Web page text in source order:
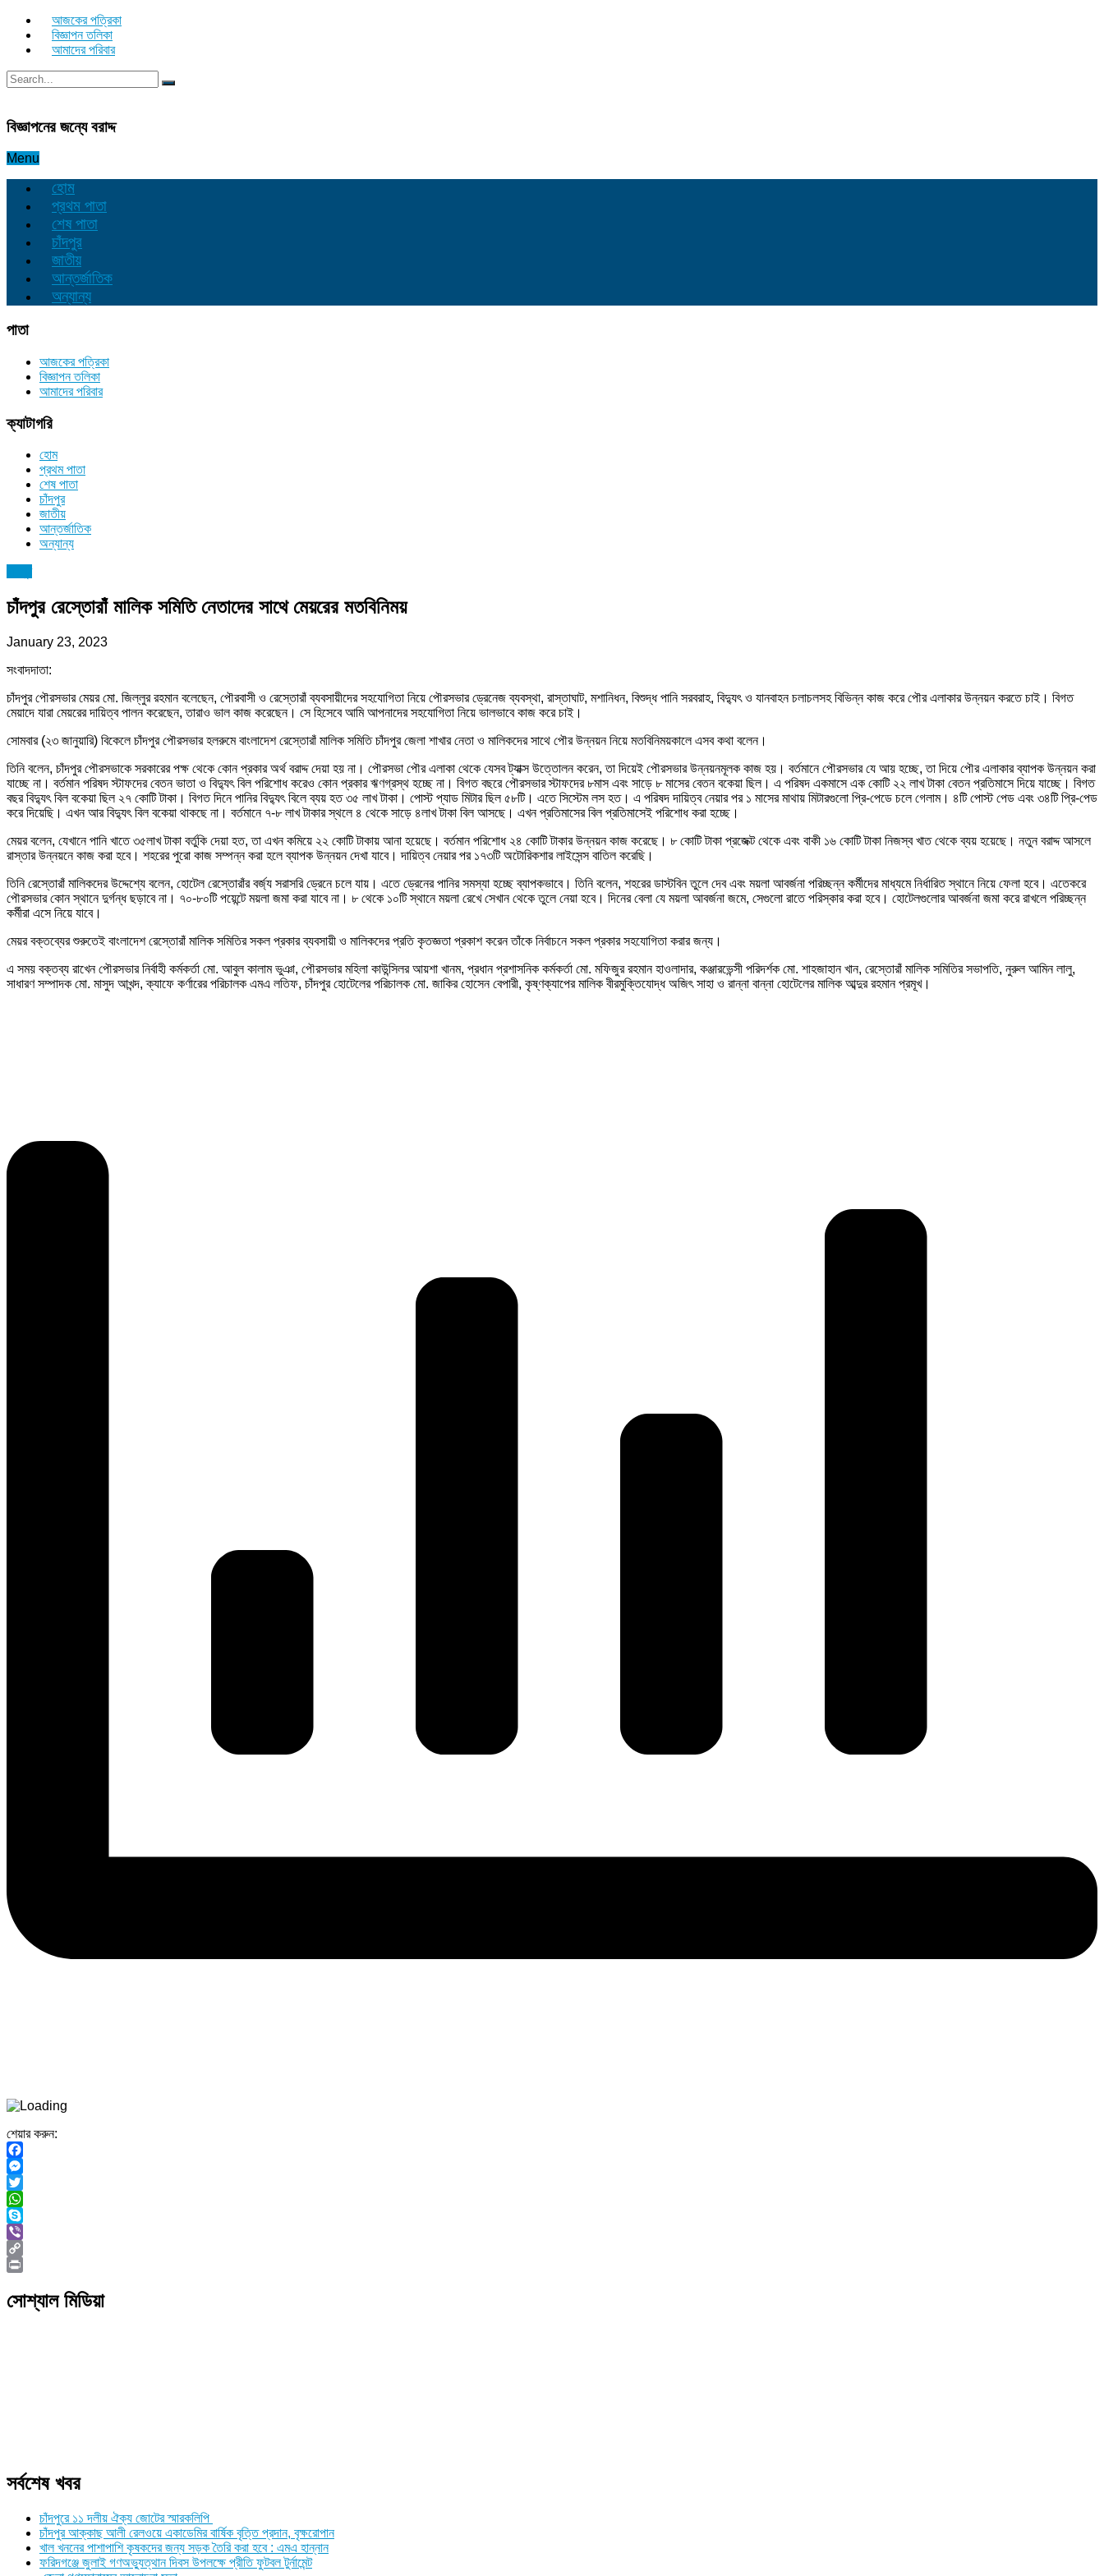
আজকের পত্রিকা
বিজ্ঞাপন তলিকা
আমাদের পরিবার
বিজ্ঞাপনের জন্যে বরাদ্দ
Menu
হোম
প্রথম পাতা
শেষ পাতা
চাঁদপুর
জাতীয়
আন্তর্জাতিক
অন্যান্য
পাতা
আজকের পত্রিকা
বিজ্ঞাপন তলিকা
আমাদের পরিবার
ক্যাটাগরি
হোম
প্রথম পাতা
শেষ পাতা
চাঁদপুর
জাতীয়
আন্তর্জাতিক
অন্যান্য
চাঁদপুর রেস্তোরাঁ মালিক সমিতি নেতাদের সাথে মেয়রের মতবিনিময়
January 23, 2023
সংবাদদাতা:
চাঁদপুর পৌরসভার মেয়র মো. জিল্লুর রহমান বলেছেন, পৌরবাসী ও রেস্তোরাঁ ব্যবসায়ীদের সহযোগিতা নিয়ে পৌরসভার ড্রেনেজ ব্যবস্থা, রাস্তাঘাট, মশানিধন, বিশুদ্ধ পানি সরবরাহ, বিদ্যুৎ ও যানবাহন চলাচলসহ বিভিন্ন কাজ করে পৌর এলাকার উন্নয়ন করতে চাই। বিগত
মেয়াদে যারা মেয়রের দায়িত্ব পালন করেছেন, তারাও ভাল কাজ করেছেন। সে হিসেবে আমি আপনাদের সহযোগিতা নিয়ে ভালভাবে কাজ করে চাই।
সোমবার (২৩ জানুয়ারি) বিকেলে চাঁদপুর পৌরসভার হলরুমে বাংলাদেশ রেস্তোরাঁ মালিক সমিতি চাঁদপুর জেলা শাখার নেতা ও মালিকদের সাথে পৌর উন্নয়ন নিয়ে মতবিনিময়কালে এসব কথা বলেন।
তিনি বলেন, চাঁদপুর পৌরসভাকে সরকারের পক্ষ থেকে কোন প্রকার অর্থ বরাদ্দ দেয়া হয় না। পৌরসভা পৌর এলাকা থেকে যেসব ট্যাক্স উত্তোলন করেন, তা দিয়েই পৌরসভার উন্নয়নমূলক কাজ হয়। বর্তমানে পৌরসভার যে আয় হচ্ছে, তা দিয়ে পৌর এলাকার ব্যাপক উন্নয়ন করা
যাচ্ছে না। বর্তমান পরিষদ স্টাফদের বেতন ভাতা ও বিদ্যুৎ বিল পরিশোধ করেও কোন প্রকার ঋণগ্রস্থ হচ্ছে না। বিগত বছরে পৌরসভার স্টাফদের ৮মাস এবং সাড়ে ৮ মাসের বেতন বকেয়া ছিল। এ পরিষদ একমাসে এক কোটি ২২ লাখ টাকা বেতন প্রতিমাসে দিয়ে যাচ্ছে। বিগত
বছর বিদ্যুৎ বিল বকেয়া ছিল ২৭ কোটি টাকা। বিগত দিনে পানির বিদ্যুৎ বিলে ব্যয় হত ৩৫ লাখ টাকা। পোস্ট প্যাড মিটার ছিল ৫৮টি। এতে সিস্টেম লস হত। এ পরিষদ দায়িত্ব নেয়ার পর ১ মাসের মাথায় মিটারগুলো প্রি-পেডে চলে গেলাম। ৪টি পোস্ট পেড এবং ৩৪টি প্রি-পেড
করে দিয়েছি। এখন আর বিদ্যুৎ বিল বকেয়া থাকছে না। বর্তমানে ৭-৮ লাখ টাকার স্থলে ৪ থেকে সাড়ে ৪লাখ টাকা বিল আসছে। এখন প্রতিমাসের বিল প্রতিমাসেই পরিশোধ করা হচ্ছে।
মেয়র বলেন, যেখানে পানি খাতে ৩৫লাখ টাকা বর্তুকি দেয়া হত, তা এখন কমিয়ে ২২ কোটি টাকায় আনা হয়েছে। বর্তমান পরিশোধ ২৪ কোটি টাকার উন্নয়ন কাজ করেছে। ৮ কোটি টাকা প্রজেক্ট থেকে এবং বাকী ১৬ কোটি টাকা নিজস্ব খাত থেকে ব্যয় হয়েছে। নতুন বরাদ্দ আসলে
রাস্তার উন্নয়নে কাজ করা হবে। শহরের পুরো কাজ সম্পন্ন করা হলে ব্যাপক উন্নয়ন দেখা যাবে। দায়িত্ব নেয়ার পর ১৭৩টি অটোরিকশার লাইসেন্স বাতিল করেছি।
তিনি রেস্তোরাঁ মালিকদের উদ্দেশ্যে বলেন, হোটেল রেস্তোরাঁর বর্জ্য সরাসরি ড্রেনে চলে যায়। এতে ড্রেনের পানির সমস্যা হচ্ছে ব্যাপকভাবে। তিনি বলেন, শহরের ডাস্টবিন তুলে দেব এবং ময়লা আবর্জনা পরিচ্ছন্ন কর্মীদের মাধ্যমে নির্ধারিত স্থানে নিয়ে ফেলা হবে। এতেকরে
পৌরসভার কোন স্থানে দুর্গন্ধ ছড়াবে না। ৭০-৮০টি পয়েন্টে ময়লা জমা করা যাবে না। ৮ থেকে ১০টি স্থানে ময়লা রেখে সেখান থেকে তুলে নেয়া হবে। দিনের বেলা যে ময়লা আবর্জনা জমে, সেগুলো রাতে পরিস্কার করা হবে। হোটেলগুলোর আবর্জনা জমা করে রাখলে পরিচ্ছন্ন
কর্মীরা এসে নিয়ে যাবে।
মেয়র বক্তব্যের শুরুতেই বাংলাদেশ রেস্তোরাঁ মালিক সমিতির সকল প্রকার ব্যবসায়ী ও মালিকদের প্রতি কৃতজ্ঞতা প্রকাশ করেন তাঁকে নির্বাচনে সকল প্রকার সহযোগিতা করার জন্য।
এ সময় বক্তব্য রাখেন পৌরসভার নির্বাহী কর্মকর্তা মো. আবুল কালাম ভুঞা, পৌরসভার মহিলা কাউন্সিলর আয়শা খানম, প্রধান প্রশাসনিক কর্মকর্তা মো. মফিজুর রহমান হাওলাদার, কঞ্জারভেন্সী পরিদর্শক মো. শাহজাহান খান, রেস্তোরাঁ মালিক সমিতির সভাপতি, নুরুল আমিন লালু,
সাধারণ সম্পাদক মো. মাসুদ আখন্দ, ক্যাফে কর্ণারের পরিচালক এমএ লতিফ, চাঁদপুর হোটেলের পরিচালক মো. জাকির হোসেন বেপারী, কৃষ্ণক্যাপের মালিক বীরমুক্তিযোদ্ধ অজিৎ সাহা ও রান্না বান্না হোটেলের মালিক আব্দুর রহমান প্রমূখ।
শেয়ার করুন:
Facebook
Messenger
Twitter
WhatsApp
Skype
Viber
Copy
সোশ্যাল মিডিয়া
সর্বশেষ খবর
চাঁদপুরে ১১ দলীয় ঐক্য জোটের স্মারকলিপি
চাঁদপুর আক্কাছ আলী রেলওয়ে একাডেমির বার্ষিক বৃত্তি প্রদান, বৃক্ষরোপান
খাল খননের পাশাপাশি কৃষকদের জন্য সড়ক তৈরি করা হবে : এমএ হান্নান
ফরিদগঞ্জে জুলাই গণঅভ্যুত্থান দিবস উপলক্ষে প্রীতি ফুটবল টুর্নামেন্ট